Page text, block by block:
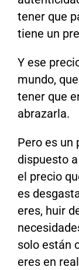
tener que
tiene un
Y ese
mundo,
tener que
abrazarla.
Pero es un
dispuesto
el precio
es
eres, huir
solo están
eres en